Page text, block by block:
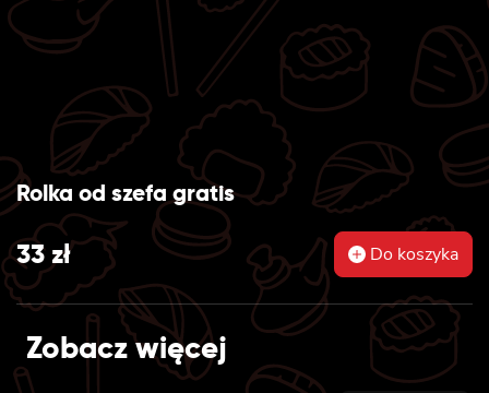
Rolka od szefa gratis
33 zł Do koszyka
Zobacz więcej